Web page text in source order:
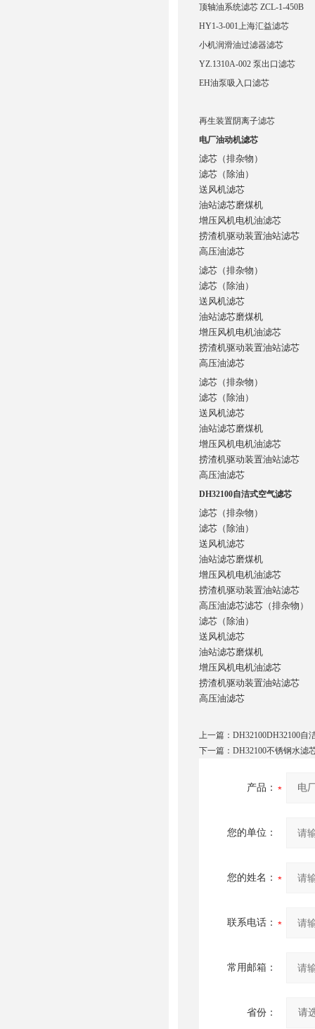
顶轴油系统滤芯 ZCL-1-450B
HY1-3-001上海汇益滤芯
小机润滑油过滤器滤芯
YZ.1310A-002 泵出口滤芯
EH油泵吸入口滤芯
再生装置阴离子滤芯
电厂油动机滤芯
滤芯（排杂物）
滤芯（除油）
送风机滤芯
油站滤芯磨煤机
增压风机电机油滤芯
捞渣机驱动装置油站滤芯
高压油滤芯
滤芯（排杂物）
滤芯（除油）
送风机滤芯
油站滤芯磨煤机
增压风机电机油滤芯
捞渣机驱动装置油站滤芯
高压油滤芯
滤芯（排杂物）
滤芯（除油）
送风机滤芯
油站滤芯磨煤机
增压风机电机油滤芯
捞渣机驱动装置油站滤芯
高压油滤芯
DH32100自洁式空气滤芯
滤芯（排杂物）
滤芯（除油）
送风机滤芯
油站滤芯磨煤机
增压风机电机油滤芯
捞渣机驱动装置油站滤芯
高压油滤芯滤芯（排杂物）
滤芯（除油）
送风机滤芯
油站滤芯磨煤机
增压风机电机油滤芯
捞渣机驱动装置油站滤芯
高压油滤芯
上一篇： DH32100DH32100自
下一篇： DH32100不锈钢水滤
产品：
您的单位：
您的姓名：
联系电话：
常用邮箱：
省份：